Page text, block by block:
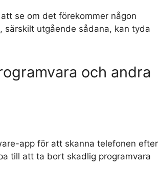
se om det förekommer någon
utgående sådana, kan tyda
och andra
app för att skanna telefonen efter
till att ta bort skadlig programvara